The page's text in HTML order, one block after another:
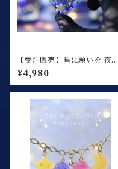
【受注販売】星に願いを 夜空
に祈りを / ミニサイズ / 絵馬
シェイカー / キーホルダー
¥4,980